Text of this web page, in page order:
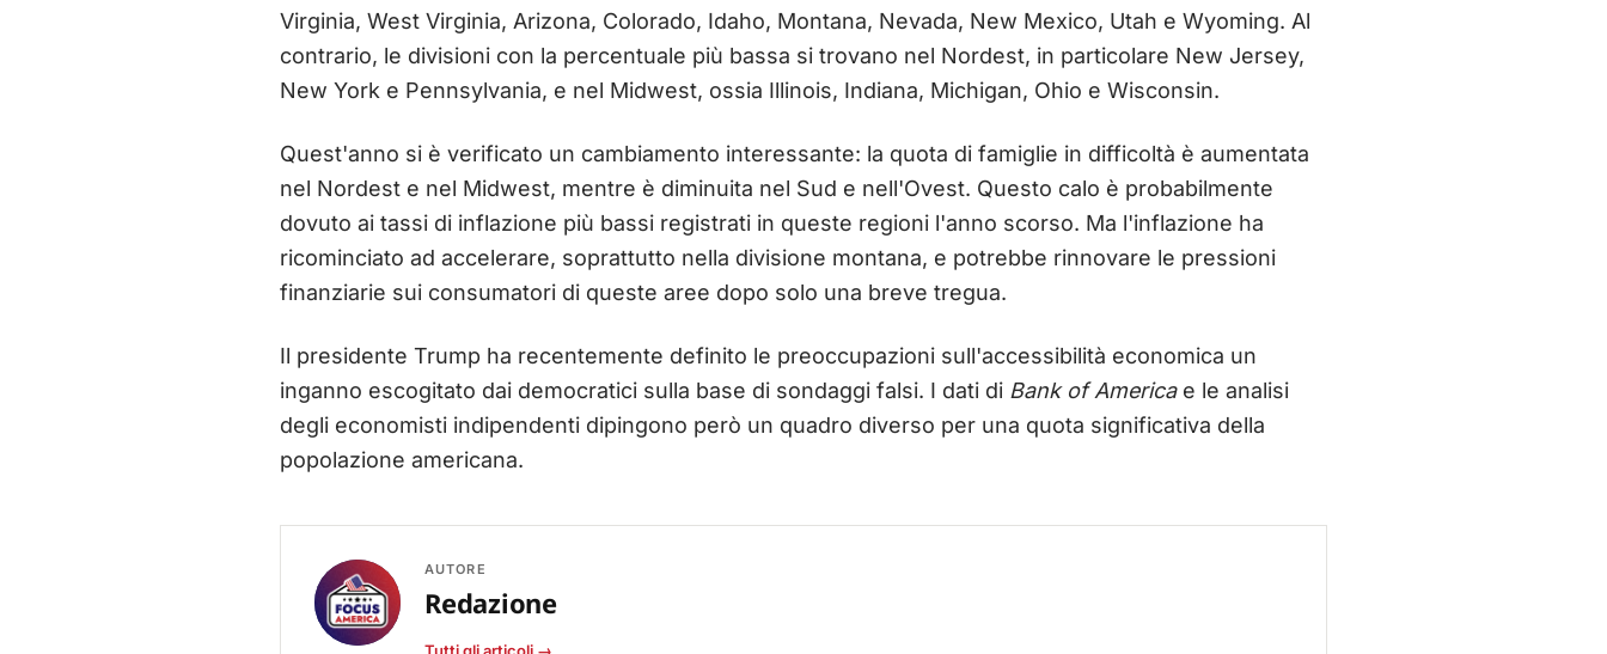
Virginia, West Virginia, Arizona, Colorado, Idaho, Montana, Nevada, New Mexico, Utah e Wyoming. Al
contrario, le divisioni con la percentuale più bassa si trovano nel Nordest, in particolare New Jersey,
New York e Pennsylvania, e nel Midwest, ossia Illinois, Indiana, Michigan, Ohio e Wisconsin.
Quest'anno si è verificato un cambiamento interessante: la quota di famiglie in difficoltà è aumentata
nel Nordest e nel Midwest, mentre è diminuita nel Sud e nell'Ovest. Questo calo è probabilmente
dovuto ai tassi di inflazione più bassi registrati in queste regioni l'anno scorso. Ma l'inflazione ha
ricominciato ad accelerare, soprattutto nella divisione montana, e potrebbe rinnovare le pressioni
finanziarie sui consumatori di queste aree dopo solo una breve tregua.
Il presidente Trump ha recentemente definito le preoccupazioni sull'accessibilità economica un
inganno escogitato dai democratici sulla base di sondaggi falsi. I dati di Bank of Americae le analisi
degli economisti indipendenti dipingono però un quadro diverso per una quota significativa della
popolazione americana.
AUTORE
Redazione
Tutti gli articoli →